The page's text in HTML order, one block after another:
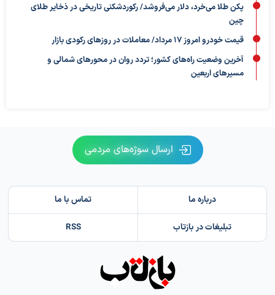
پکن طلا می‌خرد، دلار می‌فروشد/ رکوردشکنی تاریخی در ذخایر طلای
چین
قیمت خودرو امروز ۱۷ مرداد/ معاملات در روزهای رکودی بازار
آخرین وضعیت راه‌های کشور؛ تردد روان در محورهای شمالی و
مسیرهای اربعین
ارسال سوژه‌های مردمی
درباره ما تماس با ما
تبلیغات در بازتاب RSS